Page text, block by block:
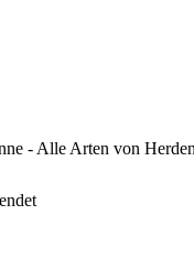
- Alle Arten von